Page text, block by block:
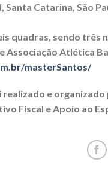
Santa Catarina, São
quadras, sendo três
Associação Atlética
masterSantos/
e
Fiscal e Apoio ao